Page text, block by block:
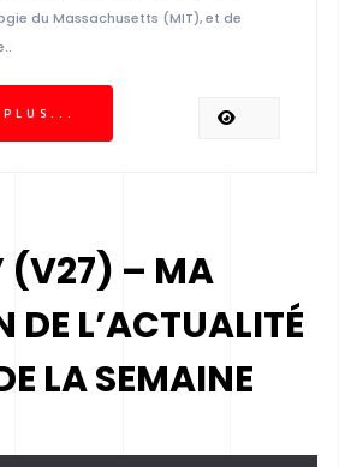
du Massachusetts (MIT), et de
PLUS...
(V27) – MA
DE L’ACTUALITÉ
LA SEMAINE